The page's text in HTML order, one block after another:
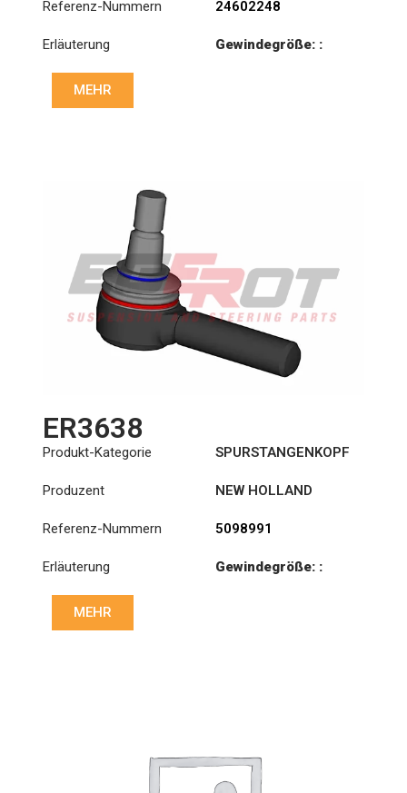
Referenz-Nummern 24602248
Erläuterung
Gewindegröße: :
MEHR
ER3638
Produkt-Kategorie SPURSTANGENKOPF
Produzent NEW HOLLAND
Referenz-Nummern 5098991
Erläuterung
Gewindegröße: :
MEHR